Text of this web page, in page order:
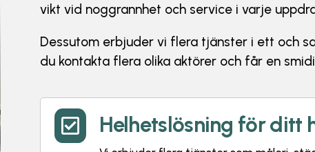
vikt vid noggrannhet och service i varje
Dessutom erbjuder vi flera tjänster i ett och
du kontakta flera olika aktörer och får en
 Helhetslösning för ditt